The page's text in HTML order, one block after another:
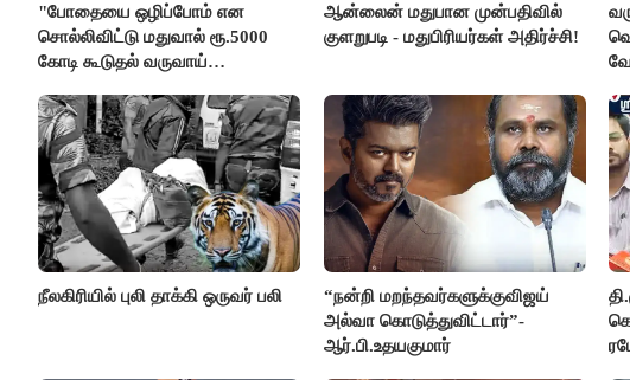
"போதையை ஒழிப்போம் என
சொல்லிவிட்டு மதுவால் ரூ.5000
கோடி கூடுதல் வருவாய்
மார்க்கண்டேயன்
ஆன்லைன் மதுபான முன்பதிவில்
குளறுபடி - மதுபிரியர்கள் அதிர்ச்சி!
நீலகிரியில் புலி தாக்கி ஒருவர் பலி
“நன்றி மறந்தவர்களுக்குவிஜய்
அல்வா கொடுத்துவிட்டார்”-
ஆர்.பி.உதயகுமார்